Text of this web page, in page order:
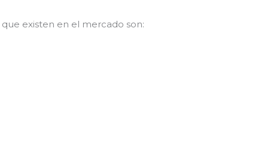
que existen en el mercado son: